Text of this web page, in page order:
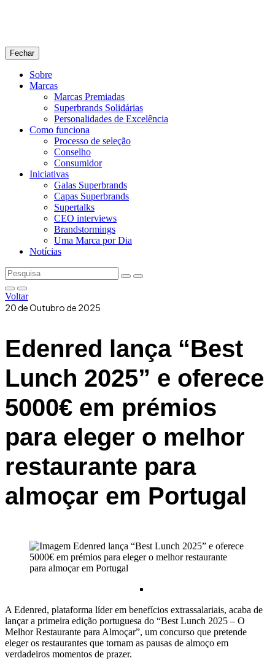
Fechar
Sobre
Marcas
Marcas Premiadas
Superbrands Solidárias
Personalidades de Excelência
Como funciona
Processo de seleção
Conselho
Consumidor
Iniciativas
Galas Superbrands
Capas Superbrands
Supertalks
CEO interviews
Brandstormings
Uma Marca por Dia
Notícias
Voltar
20 de Outubro de 2025
Edenred lança “Best
Lunch 2025” e oferece
5000€ em prémios
para eleger o melhor
restaurante para
almoçar em Portugal
A Edenred, plataforma líder em benefícios extrassalariais, acaba de
lançar a primeira edição portuguesa do “Best Lunch 2025 – O
Melhor Restaurante para Almoçar”, um concurso que pretende
eleger os restaurantes que tornam as pausas de almoço em
verdadeiros momentos de prazer.